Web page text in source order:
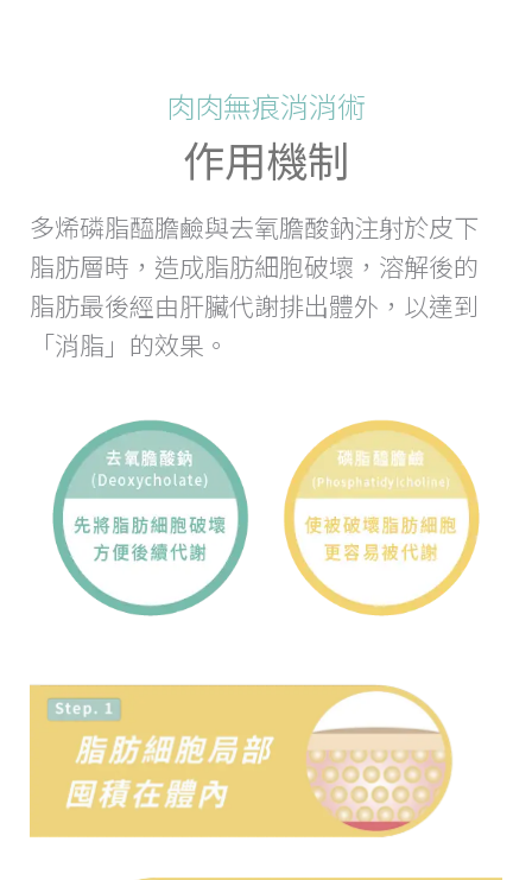
肉肉無痕消消術
作用機制
多烯磷脂醯膽鹼與去氧膽酸鈉注射於皮下
脂肪層時，造成脂肪細胞破壞，溶解後的
脂肪最後經由肝臟代謝排出體外，以達到
「消脂」的效果。